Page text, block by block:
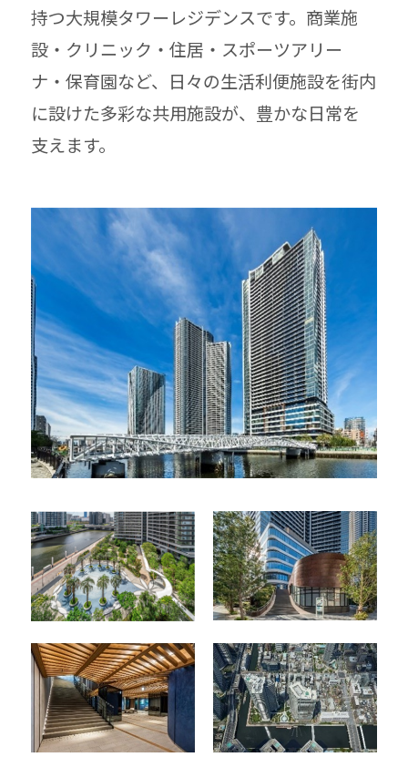
持つ大規模タワーレジデンスです。商業施
設・クリニック・住居・スポーツアリー
ナ・保育園など、日々の生活利便施設を街内
に設けた多彩な共用施設が、豊かな日常を
支えます。